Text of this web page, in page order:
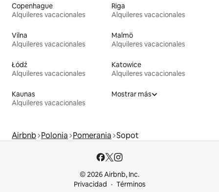
Copenhague
Alquileres vacacionales
Riga
Alquileres vacacionales
Vilna
Alquileres vacacionales
Malmö
Alquileres vacacionales
Łódź
Alquileres vacacionales
Katowice
Alquileres vacacionales
Kaunas
Alquileres vacacionales
Mostrar más
Airbnb Polonia Pomerania Sopot
© 2026 Airbnb, Inc.
Privacidad
Términos